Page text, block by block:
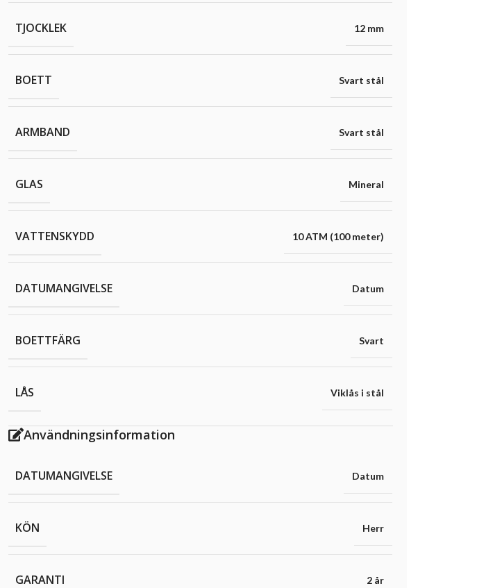
TJOCKLEK 12 mm
BOETT Svart stål
ARMBAND Svart stål
GLAS Mineral
VATTENSKYDD 10 ATM (100 meter)
DATUMANGIVELSE Datum
BOETTFÄRG Svart
LÅS Viklås i stål
Användningsinformation
DATUMANGIVELSE Datum
KÖN Herr
GARANTI 2 år